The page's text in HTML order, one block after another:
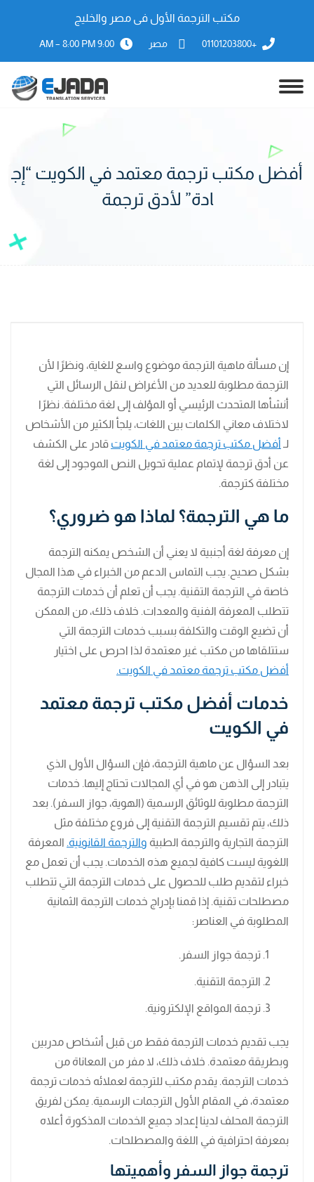
مكتب الترجمة الأول فى مصر والخليج
+01101203800 مصر 9:00 AM – 8:00 PM
أفضل مكتب ترجمة معتمد في الكويت “إج
ادة” لأدق ترجمة
إن مسألة ماهية الترجمة موضوع واسع للغاية، ونظرًا لأن
الترجمة مطلوبة للعديد من الأغراض لنقل الرسائل التي
أنشأها المتحدث الرئيسي أو المؤلف إلى لغة مختلفة. نظرًا
لاختلاف معاني الكلمات بين اللغات، يلجأ الكثير من الأشخاص
لـ أفضل مكتب ترجمة معتمد في الكويت قادر على الكشف
عن أدق ترجمة لإتمام عملية تحويل النص الموجود إلى لغة
مختلفة كترجمة.
ما هي الترجمة؟ لماذا هو ضروري؟
إن معرفة لغة أجنبية لا يعني أن الشخص يمكنه الترجمة
بشكل صحيح. يجب التماس الدعم من الخبراء في هذا المجال
خاصة في الترجمة التقنية. يجب أن تعلم أن خدمات الترجمة
تتطلب المعرفة الفنية والمعدات. خلاف ذلك، من الممكن
أن تضيع الوقت والتكلفة بسبب خدمات الترجمة التي
ستتلقاها من مكتب غير معتمدة لذا احرص على اختيار
أفضل مكتب ترجمة معتمد في الكويت.
خدمات أفضل مكتب ترجمة معتمد
في الكويت
بعد السؤال عن ماهية الترجمة، فإن السؤال الأول الذي
يتبادر إلى الذهن هو في أي المجالات تحتاج إليها. خدمات
الترجمة مطلوبة للوثائق الرسمية (الهوية، جواز السفر). بعد
ذلك، يتم تقسيم الترجمة التقنية إلى فروع مختلفة مثل
الترجمة التجارية والترجمة الطبية والترجمة القانونية. المعرفة
اللغوية ليست كافية لجميع هذه الخدمات. يجب أن تعمل مع
خبراء لتقديم طلب للحصول على خدمات الترجمة التي تتطلب
مصطلحات تقنية. إذا قمنا بإدراج خدمات الترجمة الثمانية
المطلوبة في العناصر:
ترجمة جواز السفر.
الترجمة التقنية.
ترجمة المواقع الإلكترونية.
يجب تقديم خدمات الترجمة فقط من قبل أشخاص مدربين
وبطريقة معتمدة. خلاف ذلك، لا مفر من المعاناة من
خدمات الترجمة. يقدم مكتب للترجمة لعملائه خدمات ترجمة
معتمدة، في المقام الأول الترجمات الرسمية. يمكن لفريق
الترجمة المحلف لدينا إعداد جميع الخدمات المذكورة أعلاه
بمعرفة احترافية في اللغة والمصطلحات.
ترجمة جواز السفر وأهميتها